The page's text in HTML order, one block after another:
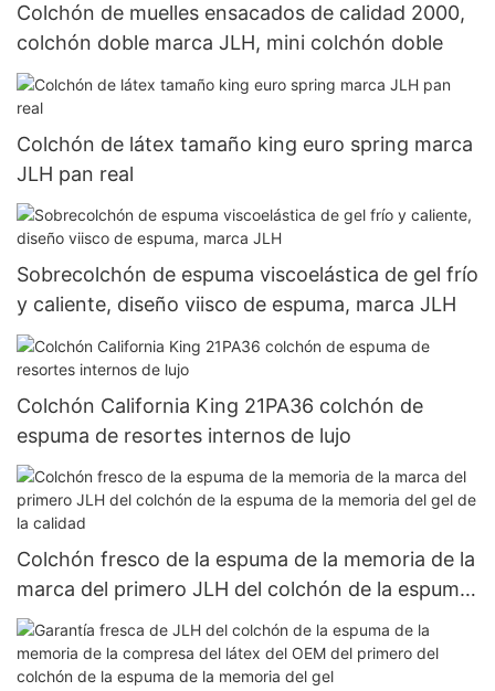
Colchón de muelles ensacados de calidad 2000,
colchón doble marca JLH, mini colchón doble
Colchón de látex tamaño king euro spring marca
JLH pan real
Sobrecolchón de espuma viscoelástica de gel frío
y caliente, diseño viisco de espuma, marca JLH
Colchón California King 21PA36 colchón de
espuma de resortes internos de lujo
Colchón fresco de la espuma de la memoria de la
marca del primero JLH del colchón de la espuma
de la memoria del gel de la calidad